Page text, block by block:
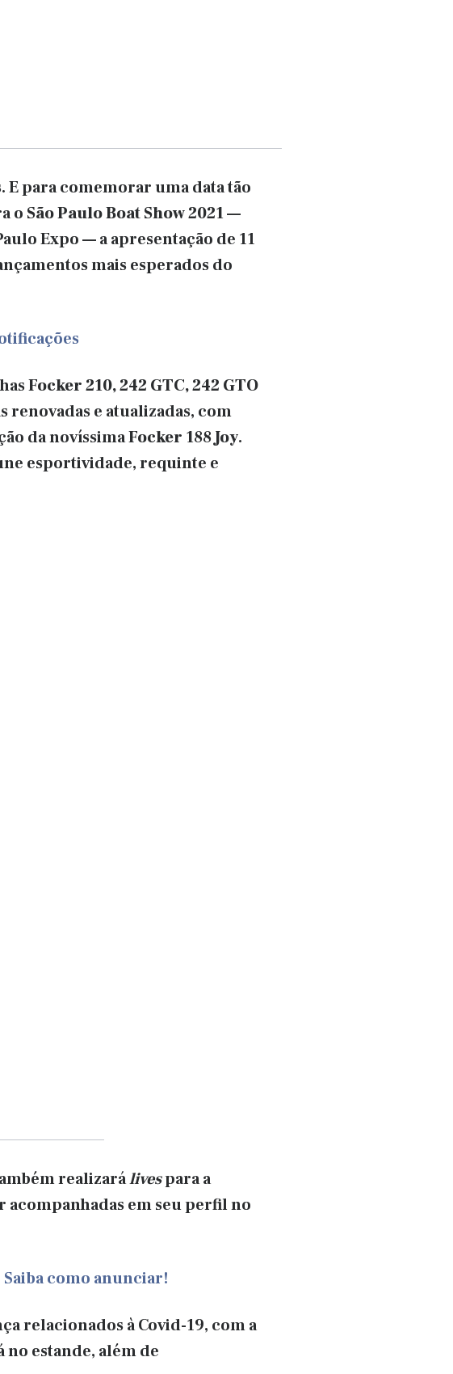
E para comemorar uma data tão
o São Paulo Boat Show 2021—
Expo — a apresentação de 11
mais esperados do
Focker 210, 242 GTC, 242 GTO
renovadas e atualizadas, com
da novíssimaFocker 188 Joy.
esportividade, requinte e
realizarálivespara a
acompanhadas em seu perfil no
como anunciar!
relacionados à Covid-19, com a
no estande, além de